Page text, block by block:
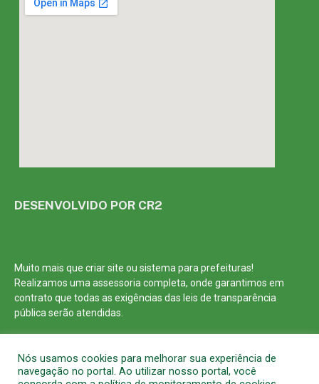
DESENVOLVIDO POR CR2
Muito mais que criar site ou sistema para prefeituras!
Realizamos umaassessoriacompleta, onde garantimos em
contrato que todas as exigências das leis de transparência
públicaserão atendidas.
Nós usamos cookies para melhorar sua experiência de
navegação no portal. Ao utilizar nosso portal, você